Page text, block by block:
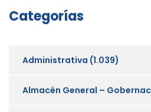
Categorías
Administrativa (1.039)
Almacén General –